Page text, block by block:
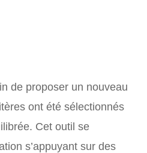
de proposer un nouveau
ont été sélectionnés
Cet outil se
s’appuyant sur des